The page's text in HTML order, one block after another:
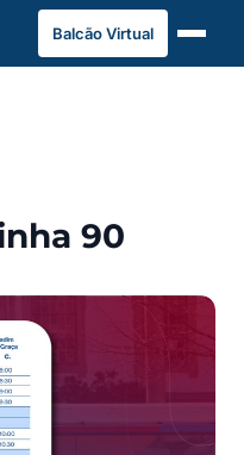
Balcão Virtual
90